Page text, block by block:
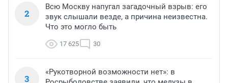
2
Всю Москву напугал загадочный взрыв: его
звук слышали везде, а причина неизвестна.
Что это могло быть
17 625 30
3
«Рукотворной возможности нет»: в